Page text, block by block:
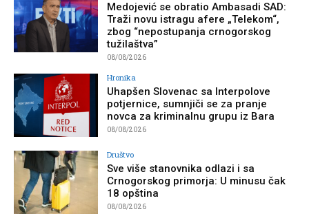
Medojević se obratio Ambasadi SAD:
Traži novu istragu afere „Telekom“,
zbog “nepostupanja crnogorskog
tužilaštva”
08/08/2026
Hronika
Uhapšen Slovenac sa Interpolove
potjernice, sumnjiči se za pranje
novca za kriminalnu grupu iz Bara
08/08/2026
Društvo
Sve više stanovnika odlazi i sa
Crnogorskog primorja: U minusu čak
18 opština
08/08/2026